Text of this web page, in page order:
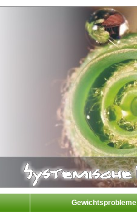
Gewichtsprobleme